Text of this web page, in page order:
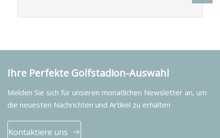
Ihre Perfekte Golfstadion-Auswahl
Melden Sie sich für unseren monatlichen Newsletter an, um
die neuesten Nachrichten und Artikel zu erhalten
Kontaktiere uns